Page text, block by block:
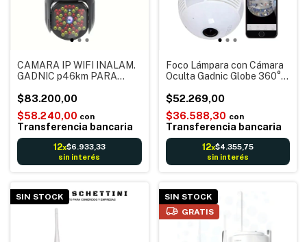
CAMARA IP WIFI INALAM.
GADNIC p46km PARA
de movimiento y alertas en
App. + Microfono y Parlante
+ Visión nocturna A COLOR
$83.200,00
$58.240,00 con
Transferencia bancaria
12x$6.933,33
sin interés
Foco Lámpara con Cámara
Oculta Gadnic Globe 360°
Mc000140 Icsee
$52.269,00
$36.588,30 con
Transferencia bancaria
12x$4.355,75
sin interés
SIN STOCK
SIN STOCK
GRATIS